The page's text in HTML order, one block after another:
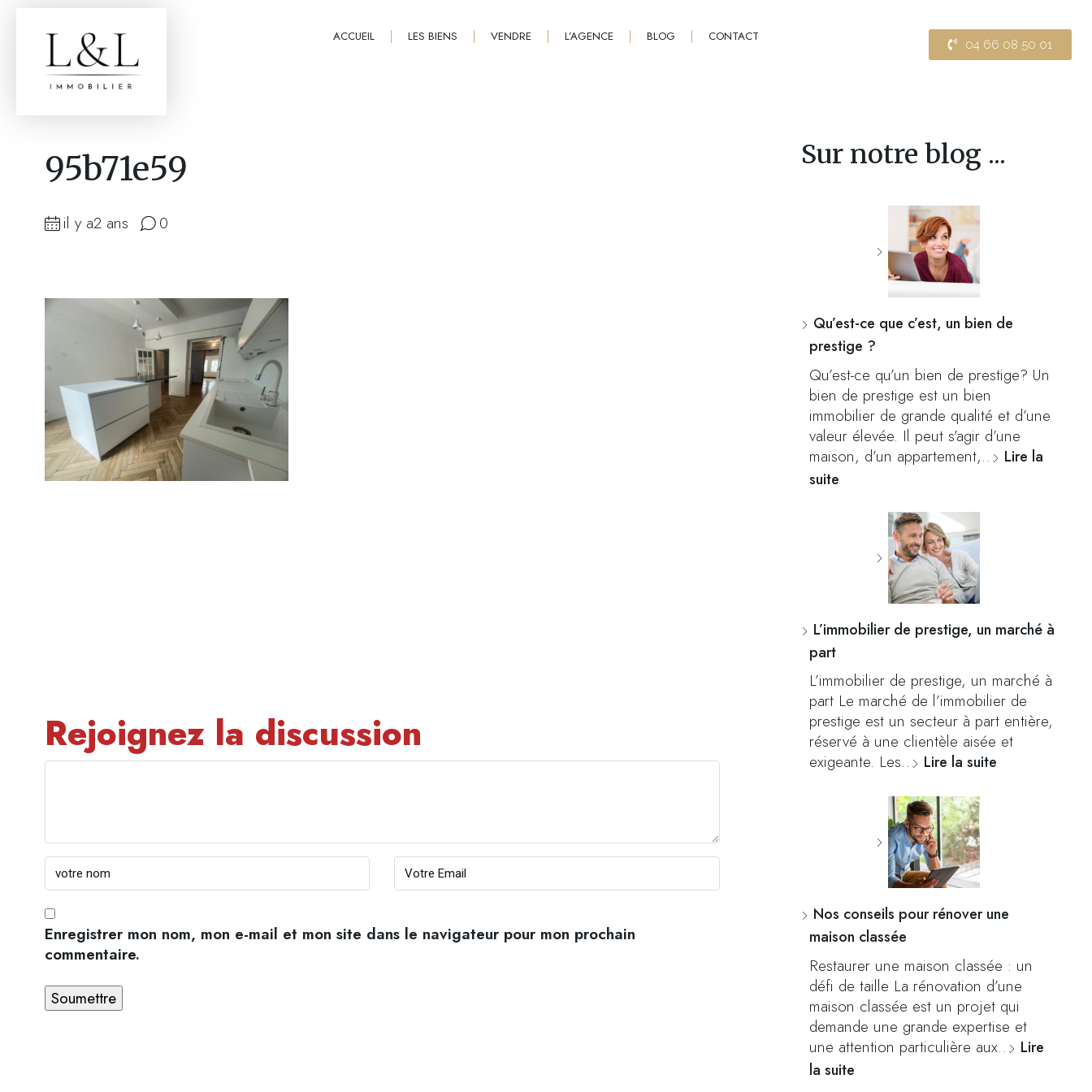
ACCUEIL LES BIENS VENDRE L’AGENCE BLOG CONTACT
04 66 08 50 01
95b71e59
il y a2 ans 0
Rejoignez la discussion
Enregistrer mon nom, mon e-mail et mon site dans le navigateur pour mon prochain
commentaire.
Sur notre blog ...
Qu’est-ce que c’est, un bien de
prestige ?
Qu’est-ce qu’un bien de prestige? Un
bien de prestige est un bien
immobilier de grande qualité et d’une
valeur élevée. Il peut s’agir d’une
maison, d’un appartement,… Lire la
suite
L’immobilier de prestige, un marché à
part
L’immobilier de prestige, un marché à
part Le marché de l’immobilier de
prestige est un secteur à part entière,
réservé à une clientèle aisée et
exigeante. Les… Lire la suite
Nos conseils pour rénover une
maison classée
Restaurer une maison classée : un
défi de taille La rénovation d’une
maison classée est un projet qui
demande une grande expertise et
une attention particulière aux… Lire
la suite